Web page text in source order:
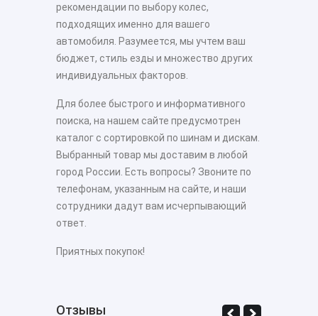
рекомендации по выбору колес,
подходящих именно для вашего
автомобиля. Разумеется, мы учтем ваш
бюджет, стиль езды и множество других
индивидуальных факторов.
Для более быстрого и информативного
поиска, на нашем сайте предусмотрен
каталог с сортировкой по шинам и дискам.
Выбранный товар мы доставим в любой
город России. Есть вопросы? Звоните по
телефонам, указанным на сайте, и наши
сотрудники дадут вам исчерпывающий
ответ.
Приятных покупок!
Отзывы